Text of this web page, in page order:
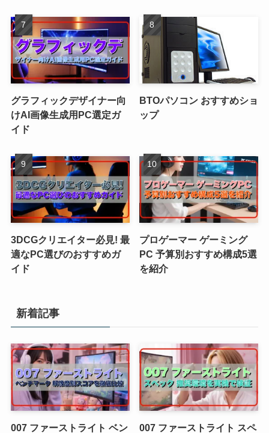
グラフィックデザイナー向
けAI画像生成用PC選定ガ
イド
BTOパソコン おすすめショ
ップ
3DCGクリエイター必見! 最
適なPC選びのおすすめガ
イド
プロゲーマー ゲーミング
PC 予算別おすすめ構成5選
を紹介
新着記事
007 ファーストライト ベン 007 ファーストライト スペ